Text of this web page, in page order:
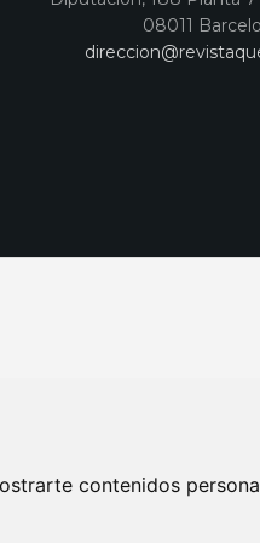
contenidos
08011